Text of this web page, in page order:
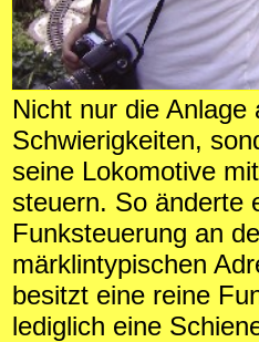
Nicht nur die
Schwierigkeiten,
seine Lokomotive
steuern. So änderte
Funksteuerung an
märklintypischen
besitzt eine reine
lediglich eine